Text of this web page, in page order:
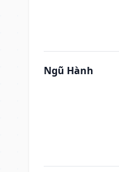
Ngũ Hành